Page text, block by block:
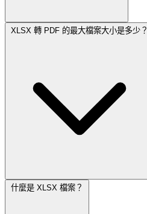
XLSX 轉 PDF 的最大檔案大小是多少？
什麼是 XLSX 檔案？